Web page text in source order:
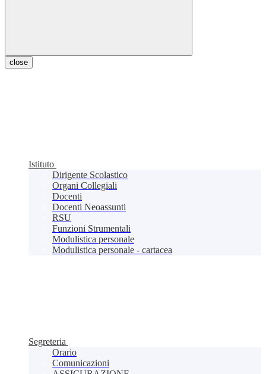
close
Istituto
Dirigente Scolastico
Organi Collegiali
Docenti
Docenti Neoassunti
RSU
Funzioni Strumentali
Modulistica personale
Modulistica personale - cartacea
Segreteria
Orario
Comunicazioni